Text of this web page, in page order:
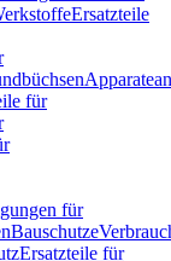
Ersatzteile
für
für
Bauschutze
Ersatzteile für